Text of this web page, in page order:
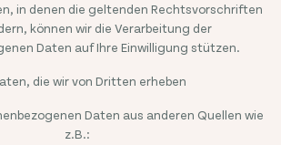
in denen die geltenden Rechtsvorschriften
können wir die Verarbeitung der
Daten auf Ihre Einwilligung stützen.
die wir von Dritten erheben
Daten aus anderen Quellen wie
z.B.: